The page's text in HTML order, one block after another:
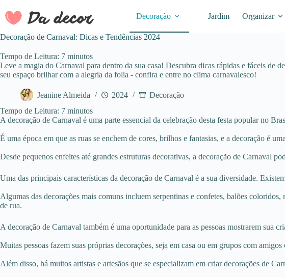
para
Decoração Jardim Organizar
Decoração de Carnaval: Dicas e Tendências 2024
Tempo de Leitura: 7 minutos
Leve a magia do Carnaval para dentro da sua casa! Descubra dicas rápidas e fáceis de
seu espaço brilhar com a alegria da folia - confira e entre no clima carnavalesco!
Jeanine Almeida 2024
Decoração
Tempo de Leitura: 7 minutos
A decoração de Carnaval é uma parte essencial da celebração desta festa popular no
É uma época em que as ruas se enchem de cores, brilhos e fantasias, e a decoração é
Desde pequenos enfeites até grandes estruturas decorativas, a decoração de Carnaval
Uma das principais características da decoração de Carnaval é a sua diversidade.
Algumas das decorações mais comuns incluem serpentinas e confetes, balões
de rua.
A decoração de Carnaval também é uma oportunidade para as pessoas mostrarem sua
Muitas pessoas fazem suas próprias decorações, seja em casa ou em grupos com amigos
Além disso, há muitos artistas e artesãos que se especializam em criar decorações de